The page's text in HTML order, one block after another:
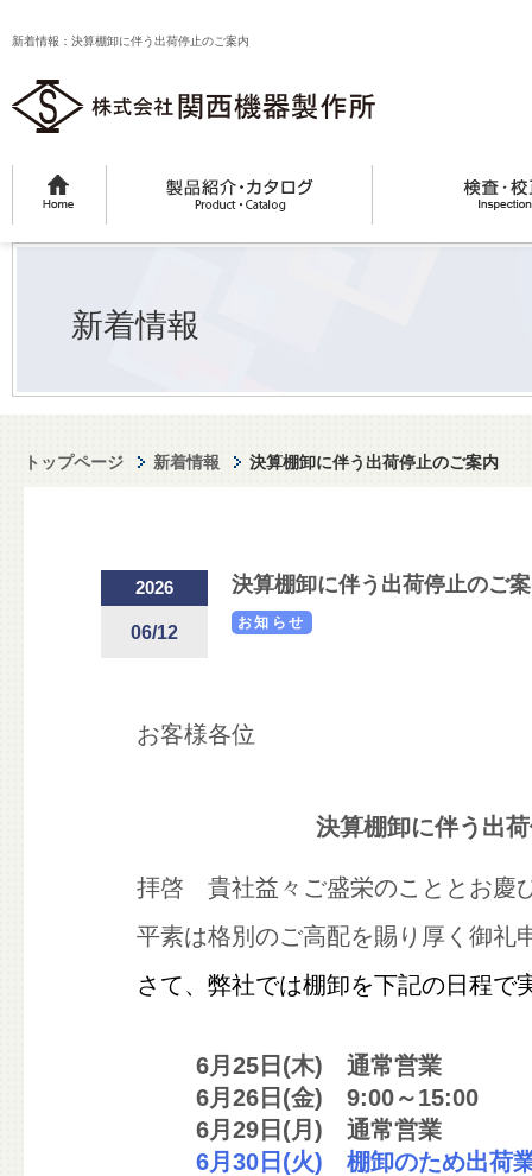
新着情報：決算棚卸に伴う出荷停止のご案内
新着情報
トップページ 新着情報 決算棚卸に伴う出荷停止のご案内
2026
06/12
決算棚卸に伴う出荷停止のご
お知らせ
お客様各位
決算棚卸に伴う出
拝啓 貴社益々ご盛栄のこととお慶
平素は格別のご高配を賜り厚く御礼
さて、弊社では棚卸を下記の日程で
6月25日(木) 通常営業
6月26日(金) 9:00～15:00
6月29日(月) 通常営業
6月30日(火) 棚卸のため出荷業